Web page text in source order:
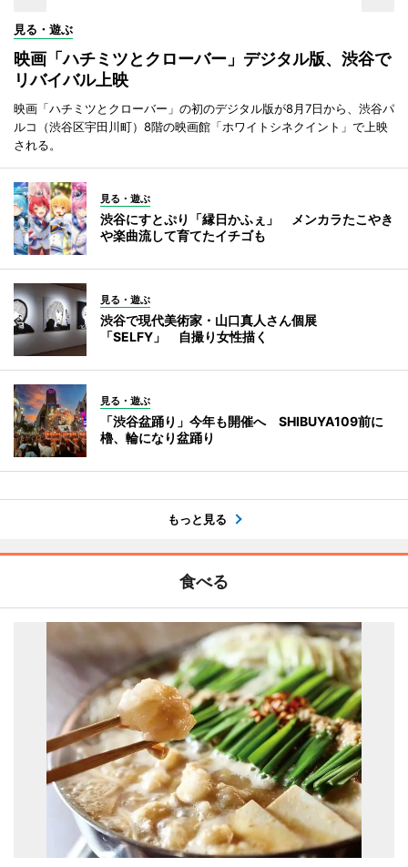
見る・遊ぶ
映画「ハチミツとクローバー」デジタル版、渋谷で
リバイバル上映
映画「ハチミツとクローバー」の初のデジタル版が8月7日から、渋谷パ
ルコ（渋谷区宇田川町）8階の映画館「ホワイトシネクイント」で上映
される。
見る・遊ぶ
渋谷にすとぷり「縁日かふぇ」 メンカラたこやき
や楽曲流して育てたイチゴも
見る・遊ぶ
渋谷で現代美術家・山口真人さん個展
「SELFY」 自撮り女性描く
見る・遊ぶ
「渋谷盆踊り」今年も開催へ SHIBUYA109前に
櫓、輪になり盆踊り
もっと見る
食べる